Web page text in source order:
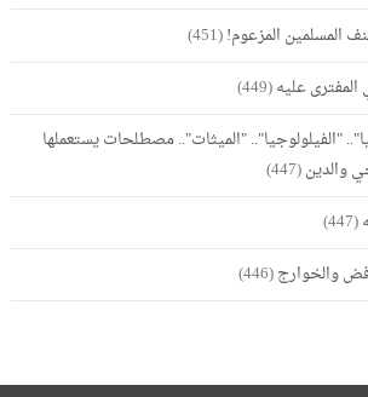
المسلمين المزعوم!(451)
المفترى عليه(449)
"الفيلولوجيا".. "الميثات".. مصطلحات يستعملها
والدين(447)
(447)
والخوارج(446)